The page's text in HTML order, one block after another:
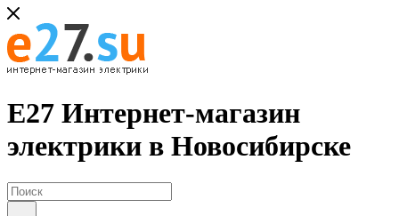
Е27 Интернет-магазин
электрики в Новосибирске